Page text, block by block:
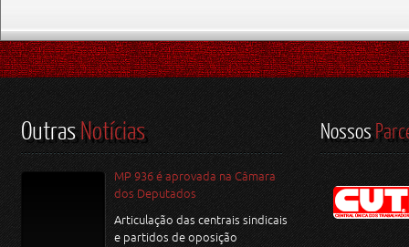
OutrasNotícias
MP 936 é aprovada na Câmara
dos Deputados
Articulação das centrais sindicais
e partidos de oposição
Nossos